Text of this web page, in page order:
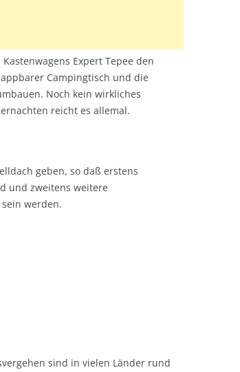
Expert Tepee den
Campingtisch und die
Noch kein wirkliches
reicht es allemal.
geben, so daß erstens
und zweitens weitere
werden.
sind in vielen Länder rund